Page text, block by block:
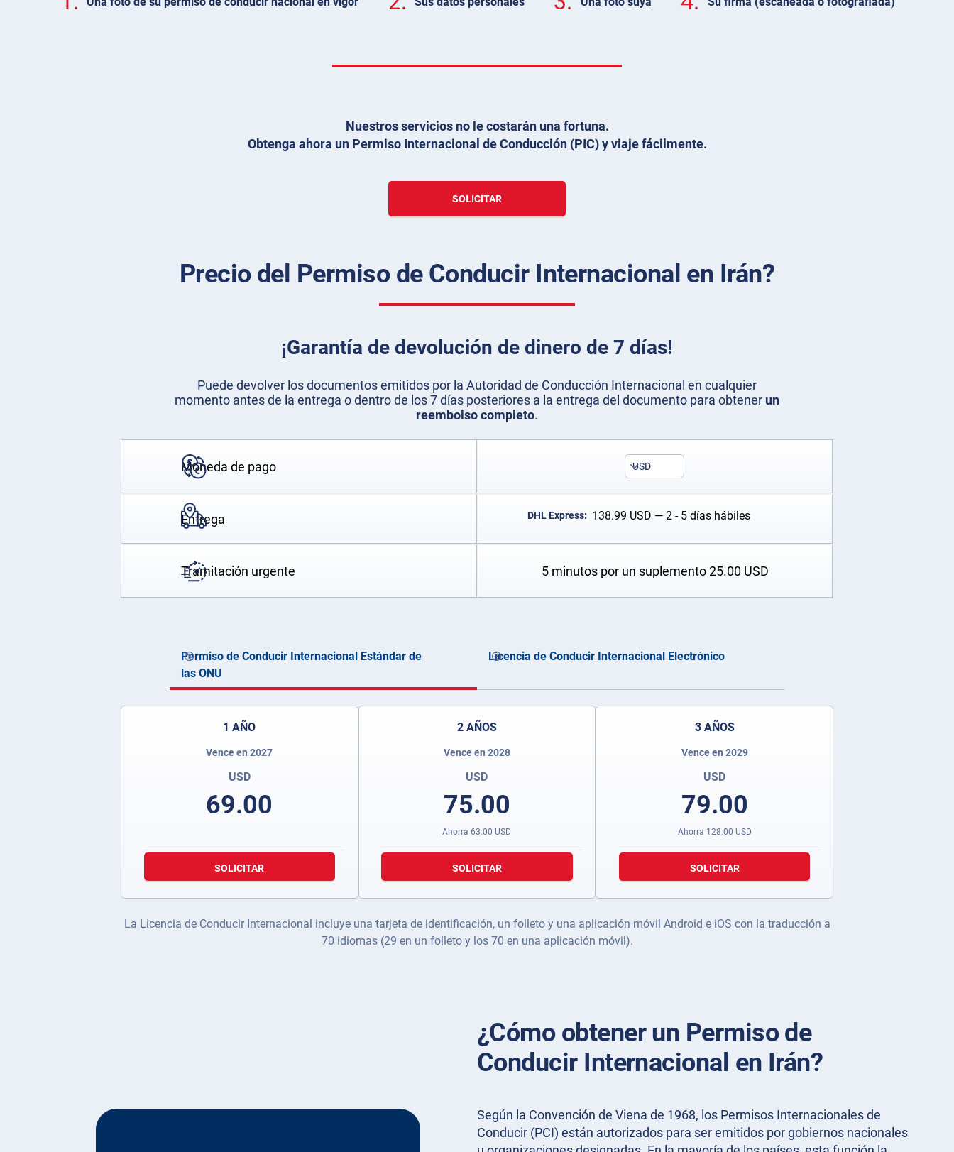
Nuestros servicios no le costarán una fortuna.
Obtenga ahora un Permiso Internacional de Conducción (PIC) y viaje fácilmente.
SOLICITAR
Precio del Permiso de Conducir Internacional en Irán?
¡Garantía de devolución de dinero de 7 días!
Puede devolver los documentos emitidos por la Autoridad de Conducción Internacional en cualquier
momento antes de la entrega o dentro de los 7 días posteriores a la entrega del documento para obtener un
reembolso completo.
Moneda de pago USD
Entrega DHL Express: 138.99 USD — 2 - 5 días hábiles
Tramitación urgente 5 minutos por un suplemento25.00 USD
Permiso de Conducir Internacional Estándar de
las ONU
Licencia de Conducir Internacional Electrónico
1 AÑO
Vence en 2027
USD
69.00
SOLICITAR
2 AÑOS
Vence en 2028
USD
75.00
Ahorra63.00 USD
SOLICITAR
3 AÑOS
Vence en 2029
USD
79.00
Ahorra 128.00 USD
SOLICITAR
La Licencia de Conducir Internacional incluye una tarjeta de identificación, un folleto y una aplicación móvil Android e iOS con la traducción a
70 idiomas (29 en un folleto y los 70 en una aplicación móvil).
¿Cómo obtener un Permiso de
Conducir Internacional en Irán?
Según la Convención de Viena de 1968, los Permisos Internacionales de
Conducir (PCI) están autorizados para ser emitidos por gobiernos nacionales